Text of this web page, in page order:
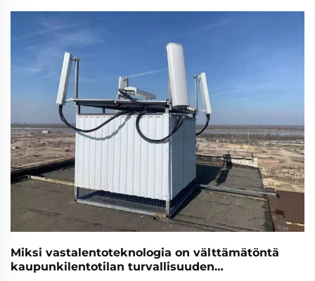
tehtävissä Kaupallisesti käytettävät kuljetusdroneet, taktiset
tiedusteludroneet ja itsenäisesti toimivat droneet...
Miksi vastalentoteknologia on välttämätöntä
kaupunkilentotilan turvallisuuden